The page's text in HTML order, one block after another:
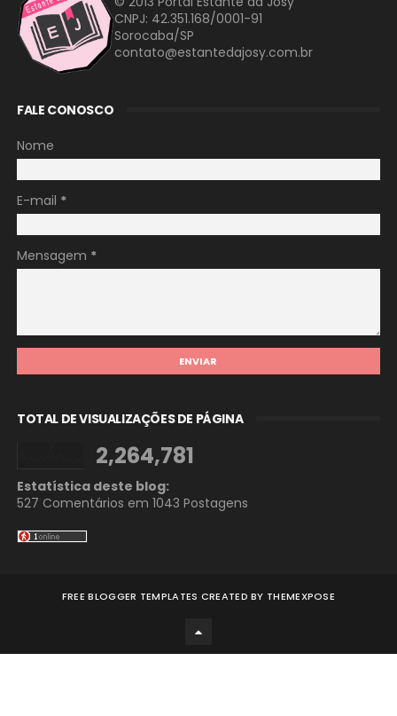
CNPJ: 42.351.168/0001-91
Sorocaba/SP
contato@estantedajosy.com.br
FALE CONOSCO
Nome
E-mail *
Mensagem *
TOTAL DE VISUALIZAÇÕES DE PÁGINA
2,264,781
Estatística deste blog:
527 Comentários em 1043 Postagens
FREE BLOGGER TEMPLATES CREATED BY THEMEXPOSE